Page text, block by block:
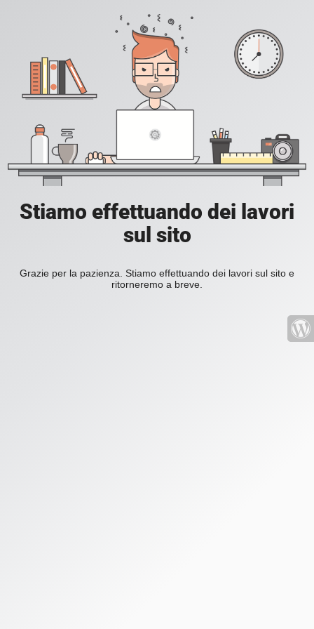
Stiamo effettuando dei lavori
sul sito
Grazie per la pazienza. Stiamo effettuando dei lavori sul sito e
ritorneremo a breve.